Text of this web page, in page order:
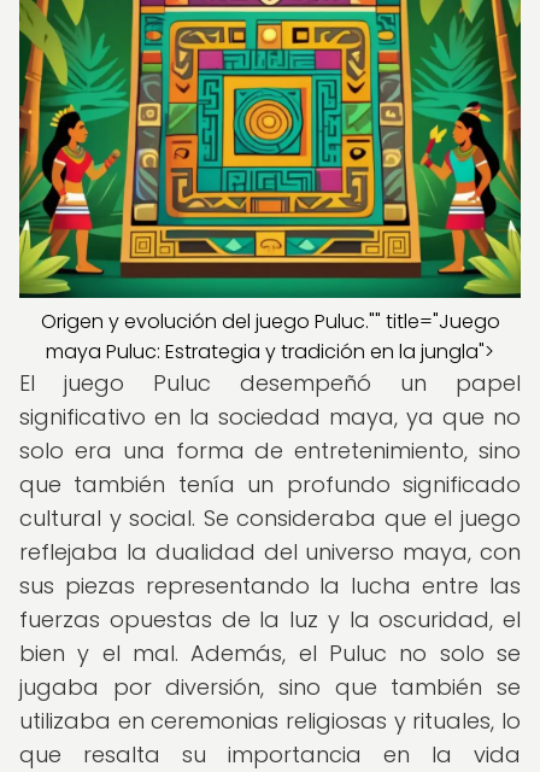
Origen y evolución del juego Puluc."" title="Juego
maya Puluc: Estrategia y tradición en la jungla">
El juego Puluc desempeñó un papel
significativo en la sociedad maya, ya que no
solo era una forma de entretenimiento, sino
que también tenía un profundo significado
cultural y social. Se consideraba que el juego
reflejaba la dualidad del universo maya, con
sus piezas representando la lucha entre las
fuerzas opuestas de la luz y la oscuridad, el
bien y el mal. Además, el Puluc no solo se
jugaba por diversión, sino que también se
utilizaba en ceremonias religiosas y rituales, lo
que resalta su importancia en la vida